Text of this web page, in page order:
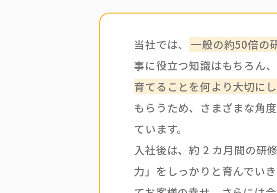
当社では、 一般の約50倍の
事に役立つ知識はもちろん、
育てることを何より大切にし
もらうため、さまざまな角
ています。
入社後は、約 2 カ月間の研
力」をしっかりと育んでい